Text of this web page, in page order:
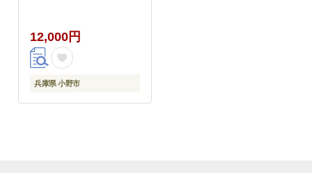
レンジ調理 温めるだけ
朝食 昼食 おやつ 夕食
日本ハム
12,000円
兵庫県 小野市